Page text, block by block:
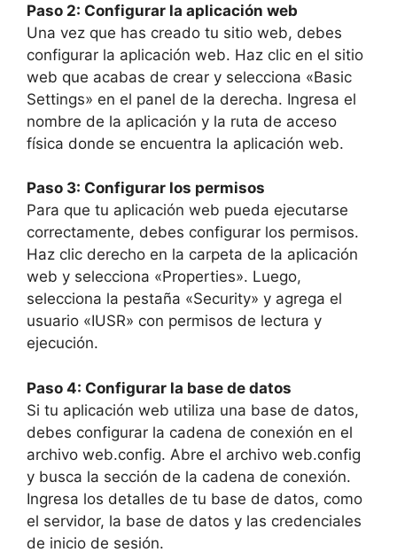
Paso 2: Configurar la aplicación web
Una vez que has creado tu sitio web, debes
configurar la aplicación web. Haz clic en el sitio
web que acabas de crear y selecciona «Basic
Settings» en el panel de la derecha. Ingresa el
nombre de la aplicación y la ruta de acceso
física donde se encuentra la aplicación web.
Paso 3: Configurar los permisos
Para que tu aplicación web pueda ejecutarse
correctamente, debes configurar los permisos.
Haz clic derecho en la carpeta de la aplicación
web y selecciona «Properties». Luego,
selecciona la pestaña «Security» y agrega el
usuario «IUSR» con permisos de lectura y
ejecución.
Paso 4: Configurar la base de datos
Si tu aplicación web utiliza una base de datos,
debes configurar la cadena de conexión en el
archivo web.config. Abre el archivo web.config
y busca la sección de la cadena de conexión.
Ingresa los detalles de tu base de datos, como
el servidor, la base de datos y las credenciales
de inicio de sesión.